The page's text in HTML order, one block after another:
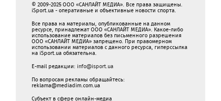
© 2009-2025 ООО «САНЛАЙТ МЕДИА». Все права защищены.
iSport.ua - оперативные и объективные новости спорта.
Все права на материалы, опубликованные на данном
ресурсе, принадлежат ООО «САНЛАЙТ МЕДИА». Какое-либо
использование материалов без письменного разрешения
ООО «САНЛАЙТ МЕДИА» запрещено. При правомерном
использовании материалов с данного ресурса, гиперссылка
на iSport.ua обязательна.
E-mail редакции: info@isport.ua
По вопросам рекламы обращайтесь:
reklama@mediadim.com.ua
Субъект в сфере онлайн-медиа